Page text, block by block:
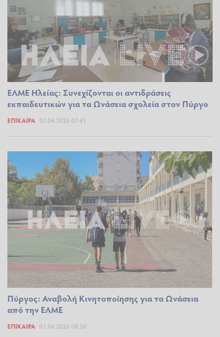
ΕΛΜΕ Ηλείας: Συνεχίζονται οι αντιδράσεις
εκπαιδευτικών για τα Ωνάσεια σχολεία στον Πύργο
ΕΠΊΚΑΙΡΑ 07.04.2026 07:41
Πύργος: Αναβολή Κινητοποίησης για τα Ωνάσεια
από την ΕΛΜΕ
ΕΠΊΚΑΙΡΑ 01.04.2026 08:36